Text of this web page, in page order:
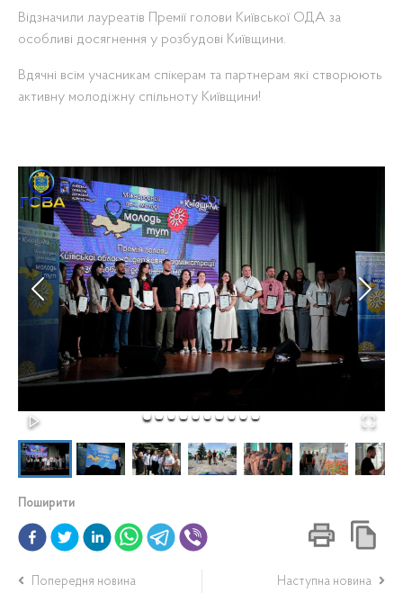
Відзначили лауреатів Премії голови Київської ОДА за
особливі досягнення у розбудові Київщини.
Вдячні всім учасникам спікерам та партнерам які створюють
активну молодіжну спільноту Київщини!
Поширити
Попередня новина Наступна новина